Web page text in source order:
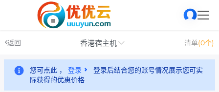
返回 香港宿主机 清单(0个)
您可点此 ， 登录
登录后结合您的账号情况展示您可实
际获得的优惠价格